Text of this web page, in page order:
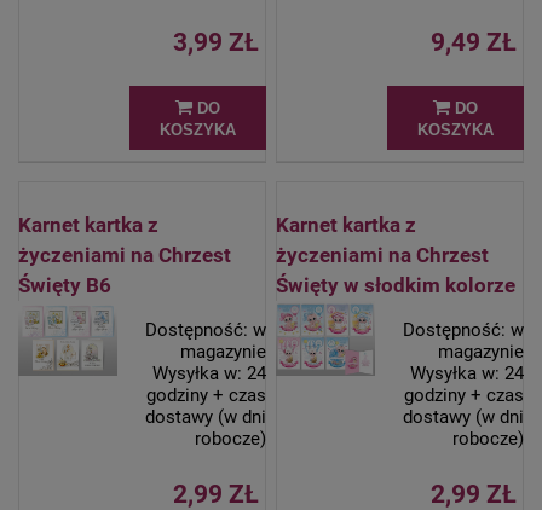
3,99 ZŁ
DO
KOSZYKA
9,49 ZŁ
DO
KOSZYKA
Karnet kartka z
życzeniami na Chrzest
Święty B6
Dostępność: w
magazynie
Wysyłka w: 24
godziny + czas
dostawy (w dni
robocze)
2,99 ZŁ
Karnet kartka z
życzeniami na Chrzest
Święty w słodkim kolorze
Dostępność: w
magazynie
Wysyłka w: 24
godziny + czas
dostawy (w dni
robocze)
2,99 ZŁ